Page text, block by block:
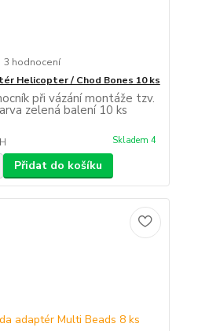
3 hodnocení
Helicopter / Chod Bones 10 ks
při vázání montáže tzv.
zelená balení 10 ks
Skladem 4
Přidat do košíku